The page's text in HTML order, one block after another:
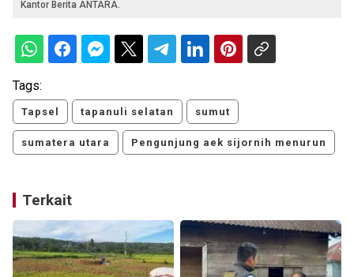
Kantor Berita ANTARA.
Tags:
Tapsel tapanuli selatan sumut
sumatera utara Pengunjung aek sijornih menurun
Terkait